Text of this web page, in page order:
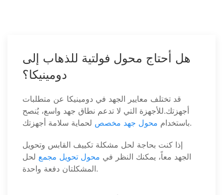
هل أحتاج محول فولتية للذهاب إلى
دومينيكا؟
قد تختلف معايير الجهد في دومينيكا عن متطلبات
أجهزتك.للأجهزة التي لا تدعم نطاق جهد واسع، يُنصح
باستخدام محول جهد مخصص لحماية سلامة أجهزتك.
إذا كنت بحاجة لحل مشكلة تكييف القابس وتحويل
الجهد معاً، يمكنك النظر في محول تحويل مجمع لحل
المشكلتان دفعة واحدة.